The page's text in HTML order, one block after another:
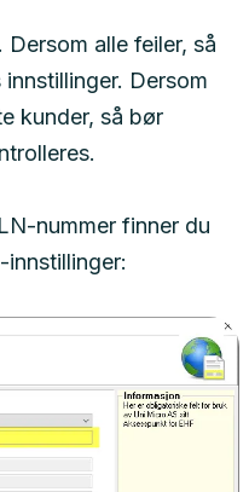
alle feiler, så
Dersom
kunder, så bør
nummer finner du
innstillinger: